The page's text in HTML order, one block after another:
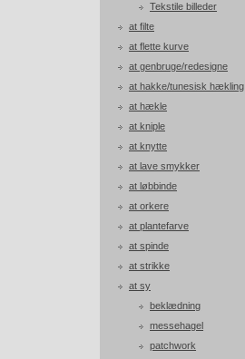
Tekstile billeder
at filte
at flette kurve
at genbruge/redesigne
at hakke/tunesisk hækling
at hækle
at kniple
at knytte
at lave smykker
at løbbinde
at orkere
at plantefarve
at spinde
at strikke
at sy
beklædning
messehagel
patchwork